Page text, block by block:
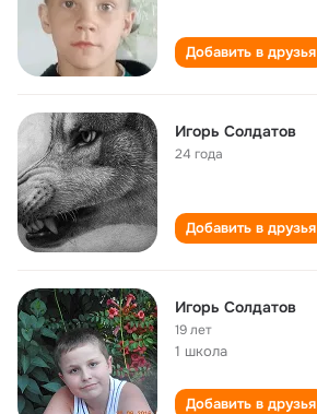
Добавить в друзья
Игорь Солдатов
24 года
Добавить в друзья
Игорь Солдатов
19 лет
1 школа
Добавить в друзья